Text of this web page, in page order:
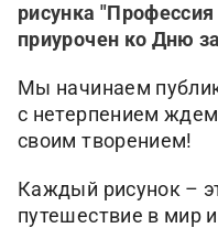
рисунка
приурочен ко Дню
Мы начинаем
с нетерпением
своим творением!
Каждый рисунок –
путешествие в мир